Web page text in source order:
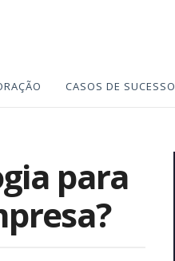
CASOS DE SUCESSO
para